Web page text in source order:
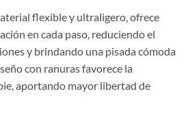
flexible y ultraligero, ofrece
en cada paso, reduciendo el
y brindando una pisada cómoda
con ranuras favorece la
aportando mayor libertad de